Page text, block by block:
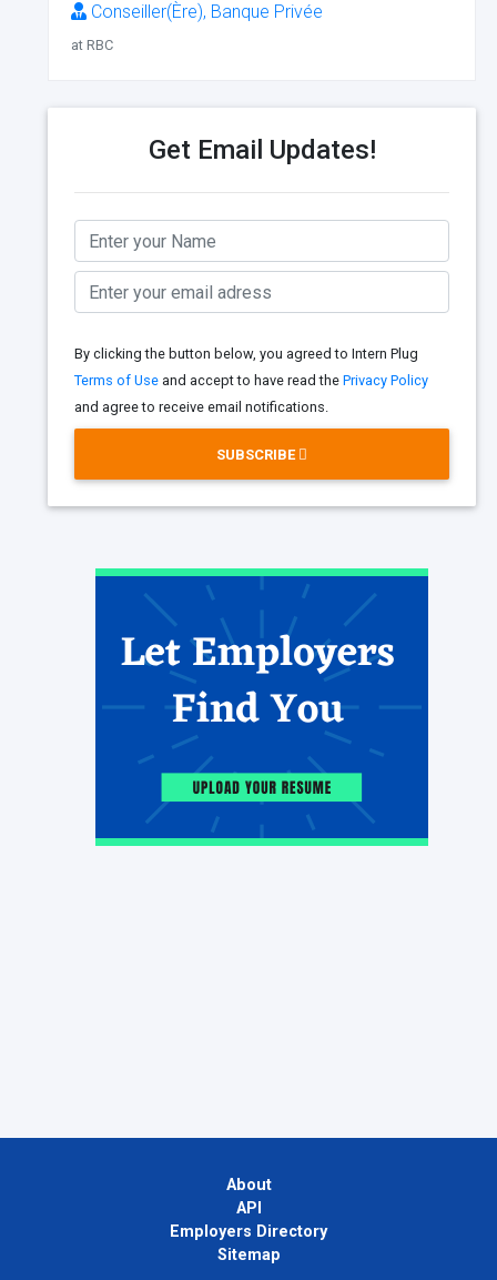
Conseiller(Ère), Banque Privée
at RBC
Get Email Updates!
By clicking the button below, you agreed to Intern Plug
Terms of Use and accept to have read the Privacy Policy
and agree to receive email notifications.
SUBSCRIBE
About
API
Employers Directory
Sitemap